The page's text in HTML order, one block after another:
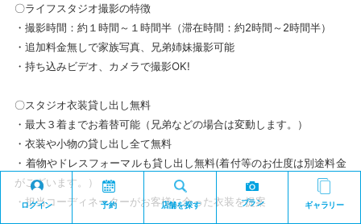
ログイン 予約 店舗を探す プラン ギャラリー
〇ライフスタジオ撮影の特徴
・撮影時間：約１時間～１時間半（滞在時間：約2時間～2時間半）
・追加料金無しで家族写真、兄弟姉妹撮影可能
・持ち込みビデオ、カメラで撮影OK!
〇スタジオ衣装貸し出し無料
・最大３着までお着替可能（兄弟などの場合は変動します。）
・衣装や小物の貸し出し全て無料
・着物やドレスフォーマルも貸し出し無料(着付等のお仕度は別途料金
がございます。）
・担当コーディネーターがお客様に合った衣装を提案